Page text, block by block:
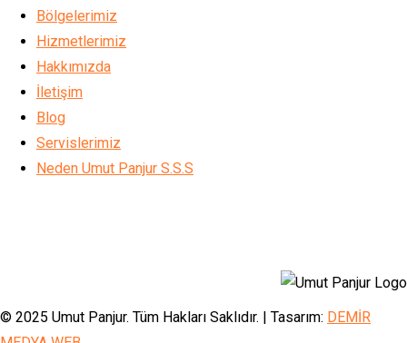
Bölgelerimiz
Hizmetlerimiz
Hakkımızda
İletişim
Blog
Servislerimiz
Neden Umut Panjur S.S.S
© 2025 Umut Panjur. Tüm Hakları Saklıdır. | Tasarım: DEMİR